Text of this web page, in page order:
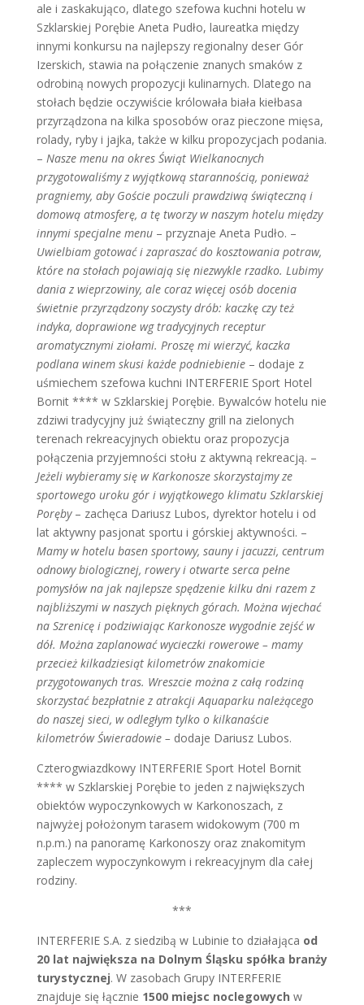
ale i zaskakująco, dlatego szefowa kuchni hotelu w
Szklarskiej Porębie Aneta Pudło, laureatka między
innymi konkursu na najlepszy regionalny deser Gór
Izerskich, stawia na połączenie znanych smaków z
odrobiną nowych propozycji kulinarnych. Dlatego na
stołach będzie oczywiście królowała biała kiełbasa
przyrządzona na kilka sposobów oraz pieczone mięsa,
rolady, ryby i jajka, także w kilku propozycjach podania.
– Nasze menu na okres Świąt Wielkanocnych
przygotowaliśmy z wyjątkową starannością, ponieważ
pragniemy, aby Goście poczuli prawdziwą świąteczną i
domową atmosferę, a tę tworzy w naszym hotelu między
innymi specjalne menu– przyznaje Aneta Pudło. –
Uwielbiam gotować i zapraszać do kosztowania potraw,
które na stołach pojawiają się niezwykle rzadko. Lubimy
dania z wieprzowiny, ale coraz więcej osób docenia
świetnie przyrządzony soczysty drób: kaczkę czy też
indyka, doprawione wg tradycyjnych receptur
aromatycznymi ziołami. Proszę mi wierzyć, kaczka
podlana winem skusi każde podniebienie– dodaje z
uśmiechem szefowa kuchni INTERFERIE Sport Hotel
Bornit **** w Szklarskiej Porębie. Bywalców hotelu nie
zdziwi tradycyjny już świąteczny grill na zielonych
terenach rekreacyjnych obiektu oraz propozycja
połączenia przyjemności stołu z aktywną rekreacją. –
Jeżeli wybieramy się w Karkonosze skorzystajmy ze
sportowego uroku gór i wyjątkowego klimatu Szklarskiej
Poręby– zachęca Dariusz Lubos, dyrektor hotelu i od
lat aktywny pasjonat sportu i górskiej aktywności. –
Mamy w hotelu basen sportowy, sauny i jacuzzi, centrum
odnowy biologicznej, rowery i otwarte serca pełne
pomysłów na jak najlepsze spędzenie kilku dni razem z
najbliższymi w naszych pięknych górach. Można wjechać
na Szrenicę i podziwiając Karkonosze wygodnie zejść w
dół. Można zaplanować wycieczki rowerowe – mamy
przecież kilkadziesiąt kilometrów znakomicie
przygotowanych tras. Wreszcie można z całą rodziną
skorzystać bezpłatnie z atrakcji Aquaparku należącego
do naszej sieci, w odległym tylko o kilkanaście
kilometrów Świeradowie – dodaje Dariusz Lubos.
Czterogwiazdkowy INTERFERIE Sport Hotel Bornit
**** w Szklarskiej Porębie to jeden z największych
obiektów wypoczynkowych w Karkonoszach, z
najwyżej położonym tarasem widokowym (700 m
n.p.m.) na panoramę Karkonoszy oraz znakomitym
zapleczem wypoczynkowym i rekreacyjnym dla całej
rodziny.
***
INTERFERIE S.A. z siedzibą w Lubinie to działająca od
20 lat największa na Dolnym Śląsku spółka branży
turystycznej. W zasobach Grupy INTERFERIE
znajduje się łącznie 1500 miejsc noclegowych w